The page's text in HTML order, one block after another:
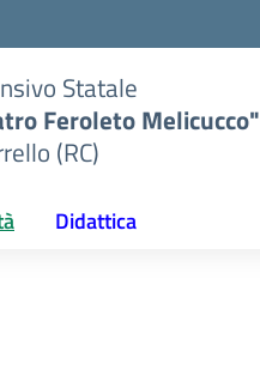
Statale
Feroleto Melicucco"
(RC)
Didattica